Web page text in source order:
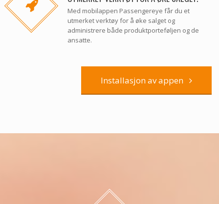
Med mobilappen Passengereye får du et
utmerket verktøy for å øke salget og
administrere både produktporteføljen og de
ansatte.
Installasjon av appen